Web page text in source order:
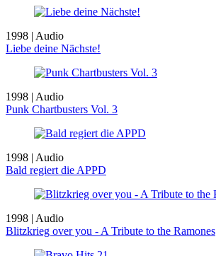
1998 | Audio
Liebe deine Nächste!
1998 | Audio
Punk Chartbusters Vol. 3
1998 | Audio
Bald regiert die APPD
1998 | Audio
Blitzkrieg over you - A Tribute to the Ramones